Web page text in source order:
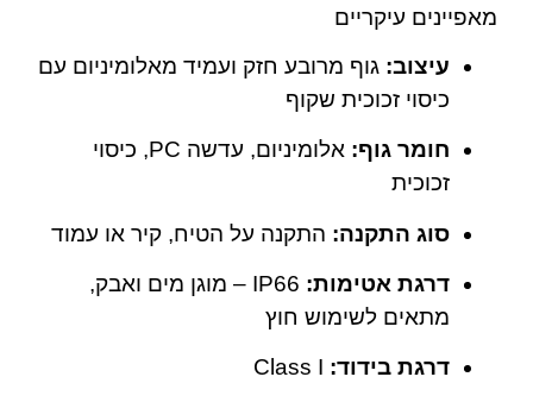
מאפיינים עיקריים
עיצוב: גוף מרובע חזק ועמיד מאלומיניום עם
כיסוי זכוכית שקוף
חומר גוף:
אלומיניום, עדשה PC, כיסוי
זכוכית
סוג התקנה: התקנה על הטיח, קיר או עמוד
דרגת אטימות:
IP66 – מוגן מים ואבק,
מתאים לשימוש חוץ
דרגת בידוד: